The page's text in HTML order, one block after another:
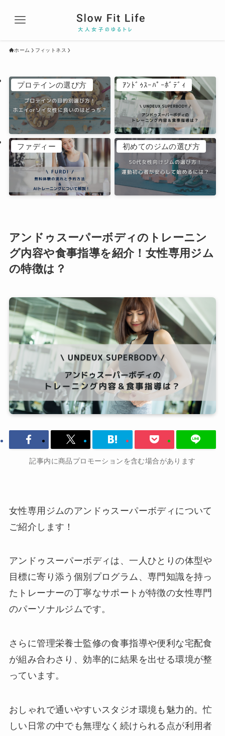
ホーム フィットネス
プロテインの選び方 ｱﾝﾄﾞｩｽｰﾊﾟｰﾎﾞﾃﾞｨ
ファディー 初めてのジムの選び方
アンドゥスーパーボディのトレーニン
グ内容や食事指導を紹介！女性専用ジム
の特徴は？
記事内に商品プロモーションを含む場合があります
女性専用ジムのアンドゥスーパーボディについて
ご紹介します！
アンドゥスーパーボディは、一人ひとりの体型や
目標に寄り添う個別プログラム、専門知識を持っ
たトレーナーの丁寧なサポートが特徴の女性専門
のパーソナルジムです。
さらに管理栄養士監修の食事指導や便利な宅配食
が組み合わさり、効率的に結果を出せる環境が整
っています。
おしゃれで通いやすいスタジオ環境も魅力的。忙
しい日常の中でも無理なく続けられる点が利用者